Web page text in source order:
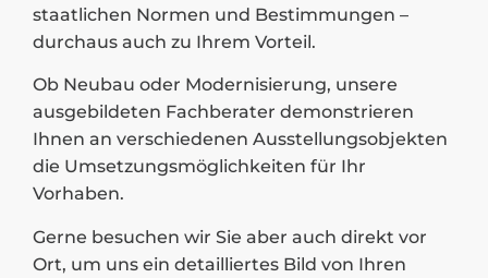
staatlichen Normen und Bestimmungen –
durchaus auch zu Ihrem Vorteil.
Ob Neubau oder Modernisierung, unsere
ausgebildeten Fachberater demonstrieren
Ihnen an verschiedenen Ausstellungsobjekten
die Umsetzungsmöglichkeiten für Ihr
Vorhaben.
Gerne besuchen wir Sie aber auch direkt vor
Ort, um uns ein detailliertes Bild von Ihren